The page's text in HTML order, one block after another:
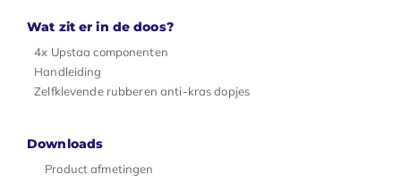
Wat zit er in de doos?
4x Upstaa componenten
Handleiding
Zelfklevende rubberen anti-kras dopjes
Downloads
Product afmetingen